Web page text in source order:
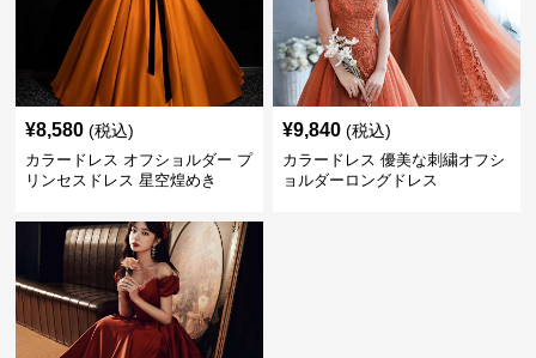
¥8,580 (税込)
カラードレス オフショルダー プ
リンセスドレス 星空煌めき
¥9,840 (税込)
カラードレス 優美な刺繍オフシ
ョルダーロングドレス